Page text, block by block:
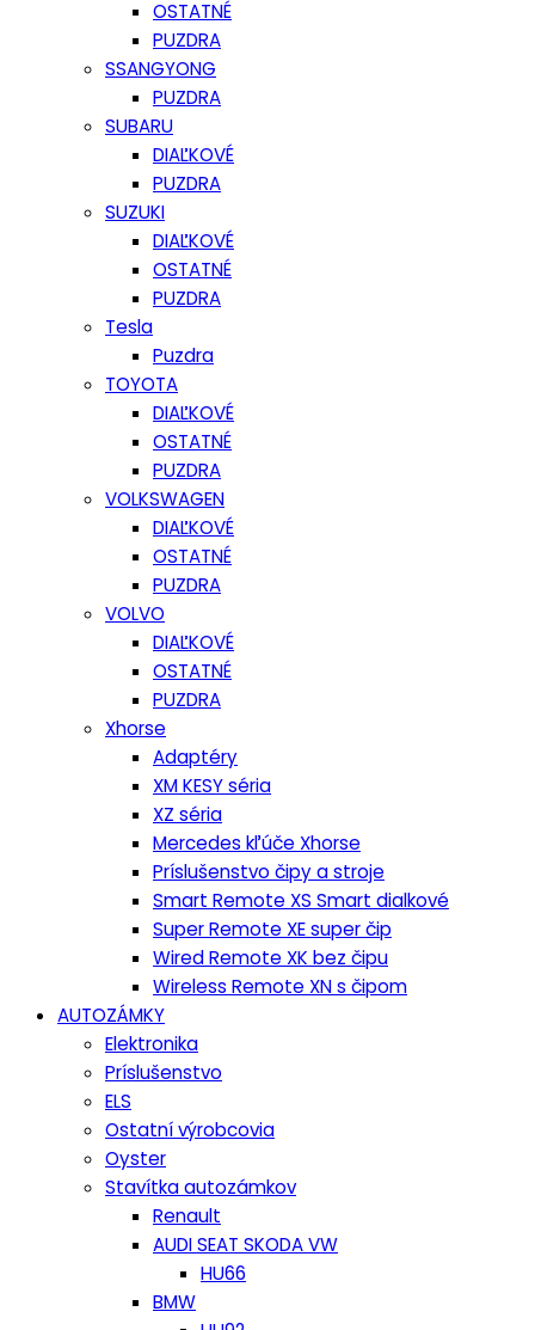
OSTATNÉ
PUZDRA
SSANGYONG
PUZDRA
SUBARU
DIAĽKOVÉ
PUZDRA
SUZUKI
DIAĽKOVÉ
OSTATNÉ
PUZDRA
Tesla
Puzdra
TOYOTA
DIAĽKOVÉ
OSTATNÉ
PUZDRA
VOLKSWAGEN
DIAĽKOVÉ
OSTATNÉ
PUZDRA
VOLVO
DIAĽKOVÉ
OSTATNÉ
PUZDRA
Xhorse
Adaptéry
XM KESY séria
XZ séria
Mercedes kľúče Xhorse
Príslušenstvo čipy a stroje
Smart Remote XS Smart dialkové
Super Remote XE super čip
Wired Remote XK bez čipu
Wireless Remote XN s čipom
AUTOZÁMKY
Elektronika
Príslušenstvo
ELS
Ostatní výrobcovia
Oyster
Stavítka autozámkov
Renault
AUDI SEAT SKODA VW
HU66
BMW